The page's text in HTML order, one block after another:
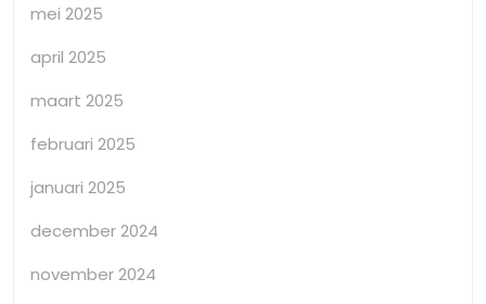
mei 2025
april 2025
maart 2025
februari 2025
januari 2025
december 2024
november 2024